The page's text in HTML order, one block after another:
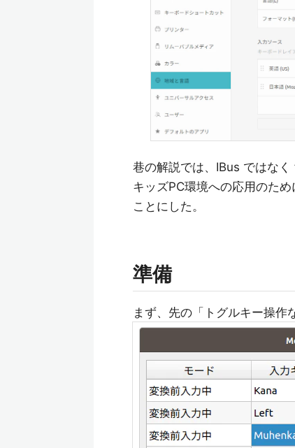
巷の解説では、IBus ではな
キッズPC環境への応用のた
ことにした。
準備
まず、先の「トグルキー操作